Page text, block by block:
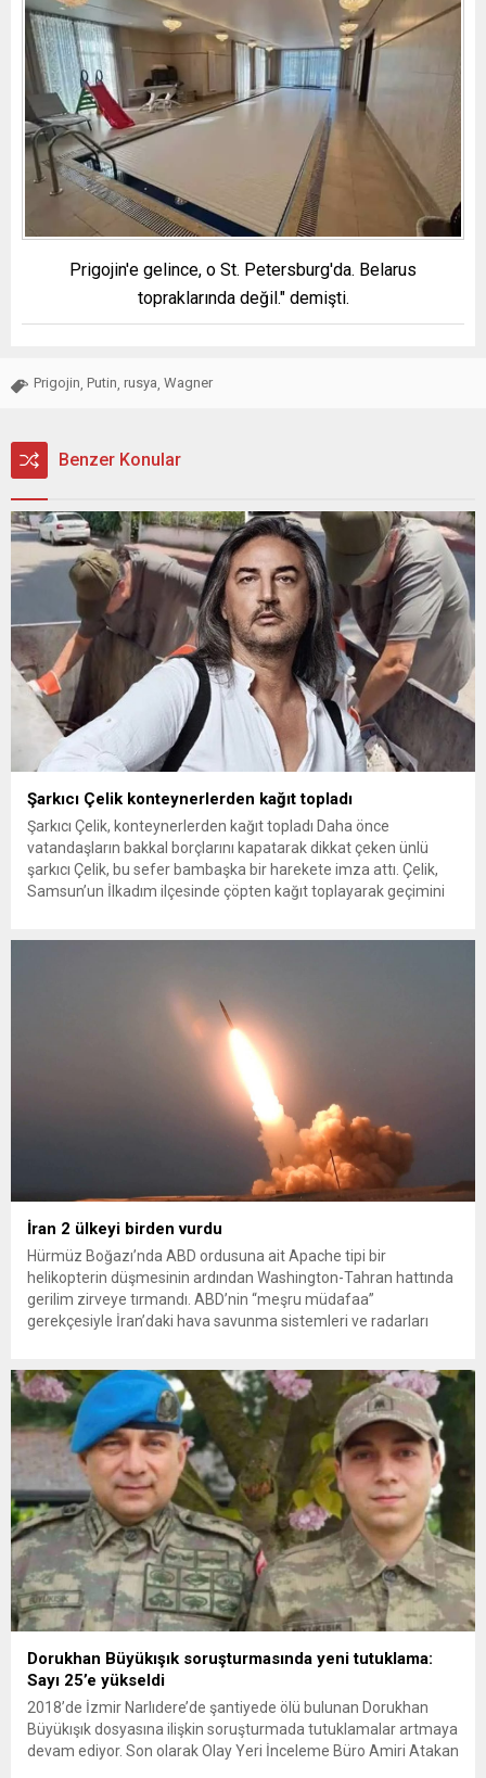
Prigojin'e gelince, o St. Petersburg'da. Belarus
topraklarında değil." demişti.
Prigojin Putin rusya Wagner
Benzer Konular
Şarkıcı Çelik konteynerlerden kağıt topladı
Şarkıcı Çelik, konteynerlerden kağıt topladı Daha önce
vatandaşların bakkal borçlarını kapatarak dikkat çeken ünlü
şarkıcı Çelik, bu sefer bambaşka bir harekete imza attı. Çelik,
Samsun’un İlkadım ilçesinde çöpten kağıt toplayarak geçimini
İran 2 ülkeyi birden vurdu
Hürmüz Boğazı’nda ABD ordusuna ait Apache tipi bir
helikopterin düşmesinin ardından Washington-Tahran hattında
gerilim zirveye tırmandı. ABD’nin “meşru müdafaa”
gerekçesiyle İran’daki hava savunma sistemleri ve radarları
yeni bir ABD saldırısına anında yanıt verileceğini duyurdu....
Dorukhan Büyükışık soruşturmasında yeni tutuklama:
Sayı 25’e yükseldi
2018’de İzmir Narlıdere’de şantiyede ölü bulunan Dorukhan
Büyükışık dosyasına ilişkin soruşturmada tutuklamalar artmaya
devam ediyor. Son olarak Olay Yeri İnceleme Büro Amiri Atakan